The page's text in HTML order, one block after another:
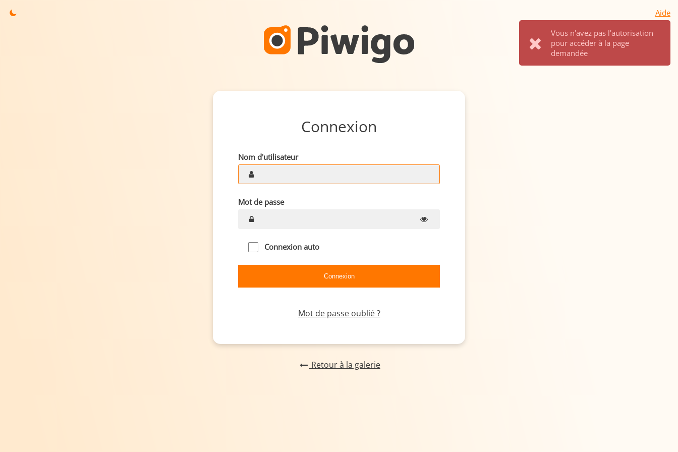
Aide
Vous n'avez pas l'autorisation
pour accéder à la page
demandée
Connexion
Nom d'utilisateur
Mot de passe
Connexion auto
Mot de passe oublié ?
Retour à la galerie